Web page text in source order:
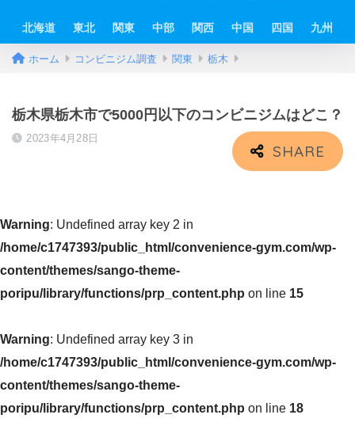
北海道 東北 関東 中部 関西 中国 四国 九州
ホーム コンビニジム調査 関東 栃木
栃木県栃木市で5000円以下のコンビニジムはどこ？
2023年4月28日
Warning: Undefined array key 2 in
/home/c1747393/public_html/convenience-gym.com/wp-
content/themes/sango-theme-
poripu/library/functions/prp_content.php on line 15
Warning: Undefined array key 3 in
/home/c1747393/public_html/convenience-gym.com/wp-
content/themes/sango-theme-
poripu/library/functions/prp_content.php on line 18